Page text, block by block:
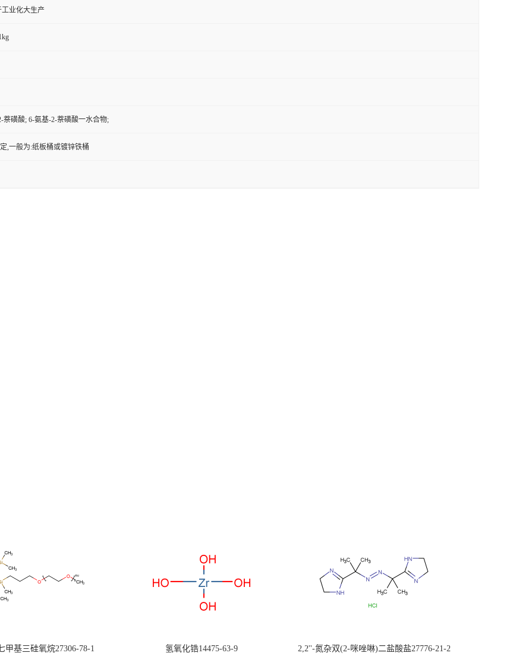
业化大生产
萘磺酸; 6-氨基-2-萘磺酸一水合物;
,一般为:纸板桶或镀锌铁桶
甲基三硅氧烷27306-78-1 氢氧化锆14475-63-9 2,2''-氮杂双(2-咪唑啉)二盐酸盐27776-21-2